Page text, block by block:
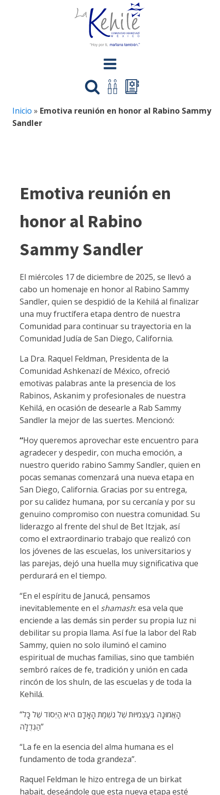
Inicio » Emotiva reunión en honor al Rabino Sammy
Sandler
Emotiva reunión en
honor al Rabino
Sammy Sandler
El miércoles 17 de diciembre de 2025, se llevó a
cabo un homenaje en honor al Rabino Sammy
Sandler, quien se despidió de la Kehilá al finalizar
una muy fructífera etapa dentro de nuestra
Comunidad para continuar su trayectoria en la
Comunidad Judía de San Diego, California.
La Dra. Raquel Feldman, Presidenta de la
Comunidad Ashkenazí de México, ofreció
emotivas palabras ante la presencia de los
Rabinos, Askanim y profesionales de nuestra
Kehilá, en ocasión de desearle a Rab Sammy
Sandler la mejor de las suertes. Mencionó:
“Hoy queremos aprovechar este encuentro para
agradecer y despedir, con mucha emoción, a
nuestro querido rabino Sammy Sandler, quien en
pocas semanas comenzará una nueva etapa en
San Diego, California. Gracias por su entrega,
por su calidez humana, por su cercanía y por su
genuino compromiso con nuestra comunidad. Su
liderazgo al frente del shul de Bet Itzjak, así
como el extraordinario trabajo que realizó con
los jóvenes de las escuelas, los universitarios y
las parejas, dejó una huella muy significativa que
perdurará en el tiempo.
“En el espíritu de Janucá, pensamos
inevitablemente en el shamash: esa vela que
enciende a las demás sin perder su propia luz ni
debilitar su propia llama. Así fue la labor del Rab
Sammy, quien no solo iluminó el camino
espiritual de muchas familias, sino que también
sembró raíces de fe, tradición y unión en cada
rincón de los shuln, de las escuelas y de toda la
Kehilá.
“הָאֱמוּנָה בְּעַצְמִיּוּת שֶׁל נִשְׁמַת הָאָדָם הִיא הַיְּסוֹד שֶׁל כָּל
הַגְּדֻלָּה”
“La fe en la esencia del alma humana es el
fundamento de toda grandeza”.
Raquel Feldman le hizo entrega de un birkat
habait, deseándole que esta nueva etapa esté